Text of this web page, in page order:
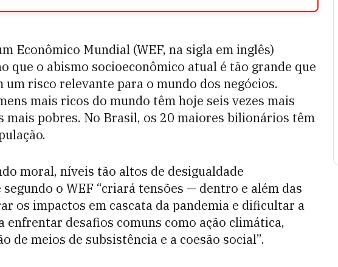
Econômico Mundial (WEF, na sigla em inglês)
que o abismo socioeconômico atual é tão grande que
risco relevante para o mundo dos negócios.
mais ricos do mundo têm hoje seis vezes mais
mais pobres. No Brasil, os 20 maiores bilionários têm
moral, níveis tão altos de desigualdade
o WEF “criará tensões — dentro e além das
os impactos em cascata da pandemia e dificultar a
enfrentar desafios comuns como ação climática,
de meios de subsistência e a coesão social”.